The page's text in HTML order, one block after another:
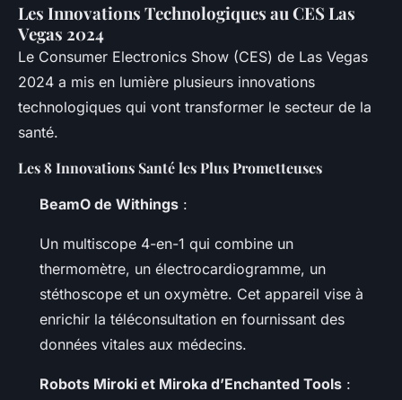
Les Innovations Technologiques au CES Las
Vegas 2024
Le Consumer Electronics Show (CES) de Las Vegas
2024 a mis en lumière plusieurs innovations
technologiques qui vont transformer le secteur de la
santé.
Les 8 Innovations Santé les Plus Prometteuses
BeamO de Withings :
Un multiscope 4-en-1 qui combine un
thermomètre, un électrocardiogramme, un
stéthoscope et un oxymètre. Cet appareil vise à
enrichir la téléconsultation en fournissant des
données vitales aux médecins.
Robots Miroki et Miroka d’Enchanted Tools :